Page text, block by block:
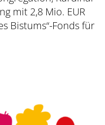
mit 2,8 Mio. EUR
Bistums“-Fonds für